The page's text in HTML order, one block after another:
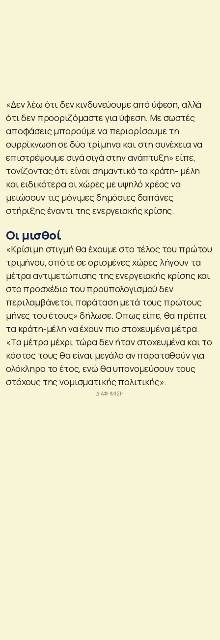
«Δεν λέω ότι δεν κινδυνεύουμε από ύφεση, αλλά
ότι δεν προοριζόμαστε για ύφεση. Με σωστές
αποφάσεις μπορούμε να περιορίσουμε τη
συρρίκνωση σε δύο τρίμηνα και στη συνέχεια να
επιστρέψουμε σιγά σιγά στην ανάπτυξη» είπε,
τονίζοντας ότι είναι σημαντικό τα κράτη- μέλη
και ειδικότερα οι χώρες με υψηλό χρέος να
μειώσουν τις μόνιμες δημόσιες δαπάνες
στήριξης έναντι της ενεργειακής κρίσης.
Οι μισθοί
«Κρίσιμη στιγμή θα έχουμε στο τέλος του πρώτου
τριμήνου, οπότε σε ορισμένες χώρες λήγουν τα
μέτρα αντιμετώπισης της ενεργειακής κρίσης και
στο προσχέδιο του προϋπολογισμού δεν
περιλαμβάνεται παράταση μετά τους πρώτους
μήνες του έτους» δήλωσε. Οπως είπε, θα πρέπει
τα κράτη-μέλη να έχουν πιο στοχευμένα μέτρα.
«Τα μέτρα μέχρι τώρα δεν ήταν στοχευμένα και το
κόστος τους θα είναι μεγάλο αν παραταθούν για
ολόκληρο το έτος, ενώ θα υπονομεύσουν τους
στόχους της νομισματικής πολιτικής».